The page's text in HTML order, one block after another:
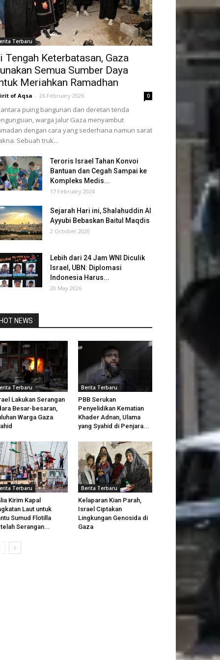
Terbaru
Tengah Keterbatasan, Gaza
Semua Sumber Daya
Meriahkan Ramadhan
of Aqsa - 26 February 2026 0
puing bangunan dan deretan tenda
warga Jalur Gaza menyambut
dengan cara yang sederhana namun sarat
Sebuah truk...
Teroris Israel Tahan Konvoi
Bantuan dan Cegah Sampai ke
Kompleks Medis...
17 February 2024
Sejarah Hari ini, Shalahuddin Al
Ayyubi Bebaskan Baitul Maqdis
2 October 2020
Lebih dari 24 Jam WNI Diculik
Israel, UBN: Diplomasi
Indonesia Harus...
20 May 2026
NEWS
Terbaru
Lakukan Serangan
Besar-besaran,
Warga Gaza
Berita Terbaru
PBB Serukan
Penyelidikan Kematian
Khader Adnan, Ulama
yang Syahid di Penjara...
Terbaru
Kirim Kapal
Laut untuk
Sumud Flotilla
Serangan...
Berita Terbaru
Kelaparan Kian Parah,
Israel Ciptakan
Lingkungan Genosida di
Gaza